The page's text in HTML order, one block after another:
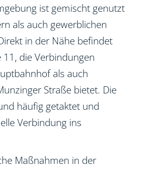
ist gemischt genutzt
als auch gewerblichen
in der Nähe befindet
11, die Verbindungen
als auch
Straße bietet. Die
häufig getaktet und
Verbindung ins
Maßnahmen in der